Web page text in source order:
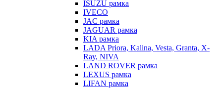
ISUZU рамка
IVECO
JAC рамка
JAGUAR рамка
KIA рамка
LADA Priora, Kalina, Vesta, Granta, X-
Ray, NIVA
LAND ROVER рамка
LEXUS рамка
LIFAN рамка